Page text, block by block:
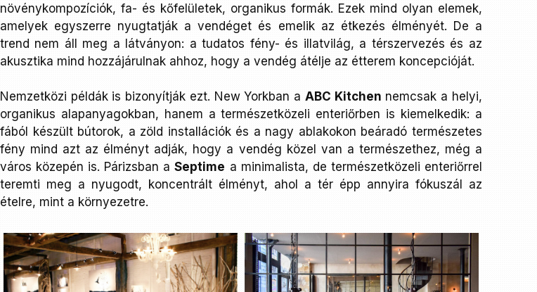
növénykompozíciók, fa- és kőfelületek, organikus formák. Ezek mind olyan elemek,
amelyek egyszerre nyugtatják a vendéget és emelik az étkezés élményét. De a
trend nem áll meg a látványon: a tudatos fény- és illatvilág, a térszervezés és az
akusztika mind hozzájárulnak ahhoz, hogy a vendég átélje az étterem koncepcióját.
Nemzetközi példák is bizonyítják ezt. New Yorkban a ABC Kitchen nemcsak a helyi,
organikus alapanyagokban, hanem a természetközeli enteriőrben is kiemelkedik: a
fából készült bútorok, a zöld installációk és a nagy ablakokon beáradó természetes
fény mind azt az élményt adják, hogy a vendég közel van a természethez, még a
város közepén is. Párizsban aSeptime a minimalista, de természetközeli enteriőrrel
teremti meg a nyugodt, koncentrált élményt, ahol a tér épp annyira fókuszál az
ételre, mint a környezetre.